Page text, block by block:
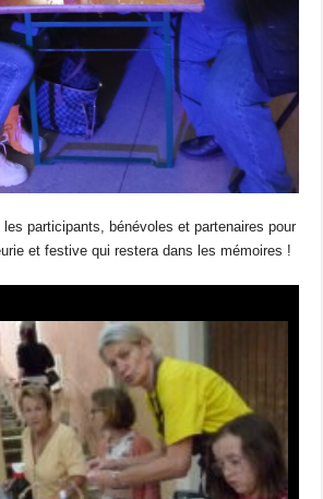
participants, bénévoles et partenaires pour
et festive qui restera dans les mémoires !